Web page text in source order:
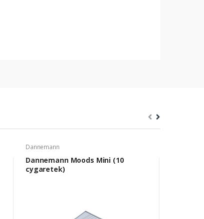
Dannemann
Dannemann Moods Mini (10
cygaretek)